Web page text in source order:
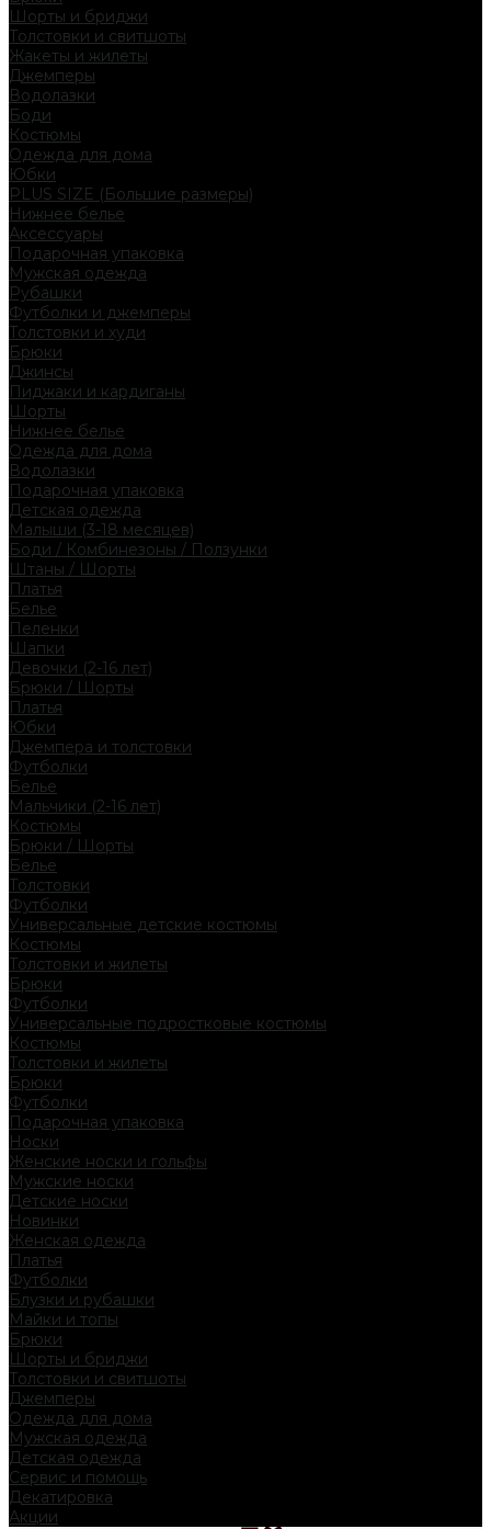
Шорты и бриджи
Толстовки и свитшоты
Жакеты и жилеты
Джемперы
Водолазки
Боди
Костюмы
Одежда для дома
Юбки
PLUS SIZE (Большие размеры)
Нижнее белье
Аксессуары
Подарочная упаковка
Мужская одежда
Рубашки
Футболки и джемперы
Толстовки и худи
Брюки
Джинсы
Пиджаки и кардиганы
Шорты
Нижнее белье
Одежда для дома
Водолазки
Подарочная упаковка
Детская одежда
Малыши (3-18 месяцев)
Боди / Комбинезоны / Ползунки
Штаны / Шорты
Платья
Белье
Пеленки
Шапки
Девочки (2-16 лет)
Брюки / Шорты
Платья
Юбки
Джемпера и толстовки
Футболки
Белье
Мальчики (2-16 лет)
Костюмы
Брюки / Шорты
Белье
Толстовки
Футболки
Универсальные детские костюмы
Костюмы
Толстовки и жилеты
Брюки
Футболки
Универсальные подростковые костюмы
Костюмы
Толстовки и жилеты
Брюки
Футболки
Подарочная упаковка
Носки
Женские носки и гольфы
Мужские носки
Детские носки
Новинки
Женская одежда
Платья
Футболки
Блузки и рубашки
Майки и топы
Брюки
Шорты и бриджи
Толстовки и свитшоты
Джемперы
Одежда для дома
Мужская одежда
Детская одежда
Сервис и помощь
Декатировка
Акции